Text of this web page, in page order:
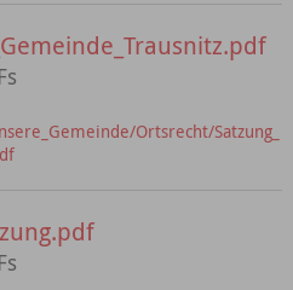
Ortsrecht/Satzung_